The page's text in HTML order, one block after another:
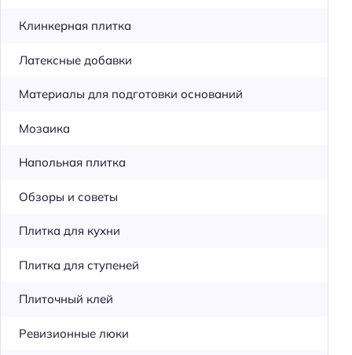
Клинкерная плитка
Латексные добавки
Материалы для подготовки оснований
Мозаика
Напольная плитка
Обзоры и советы
Плитка для кухни
Плитка для ступеней
Плиточный клей
Ревизионные люки